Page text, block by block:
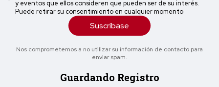
y eventos que ellos consideren que pueden ser de su interés.
Puede retirar su consentimiento en cualquier momento
Suscríbase
Nos comprometemos a no utilizar su información de contacto para
enviar spam.
Guardando Registro